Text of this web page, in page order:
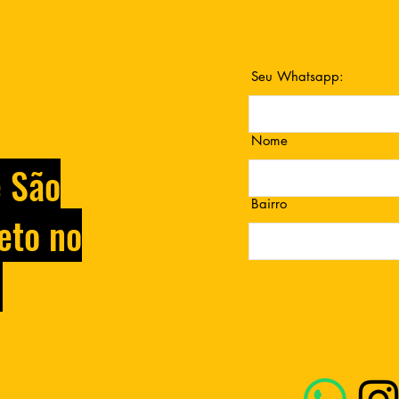
no
Seu Whatsapp:
Nome
Bairro